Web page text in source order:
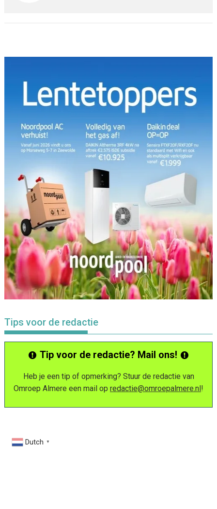
Tips voor de redactie
Tip voor de redactie? Mail ons!
Heb je een tip of opmerking? Stuur de redactie van
Omroep Almere een mail op redactie@omroepalmere.nl!
Dutch ▼